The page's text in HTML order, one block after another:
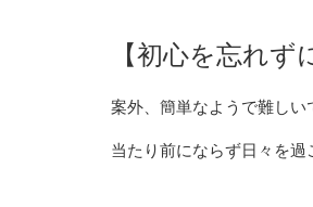
【初心を忘れず
案外、簡単なようで難しい
当たり前にならず日々を